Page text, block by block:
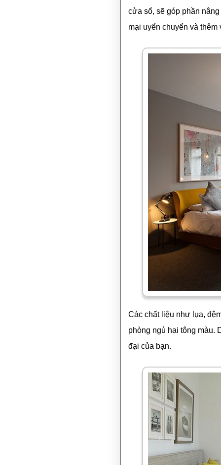
cửa sổ, sẽ góp phần
mại uyển chuyển và thêm
Các chất liệu như lụa,
phòng ngủ hai tông màu.
đại của bạn.